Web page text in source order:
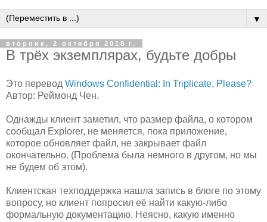
▼
вторник, 2 октября 2018 г.
В трёх экземплярах, будьте добры
Это перевод Windows Confidential: In Triplicate, Please?
Автор: Реймонд Чен.
Однажды клиент заметил, что размер файла, о котором
сообщал Explorer, не меняется, пока приложение,
которое обновляет файл, не закрывает файл
окончательно. (Проблема была немного в другом, но мы
не будем об этом).
Клиентская техподдержка нашла запись в блоге по этому
вопросу, но клиент попросил её найти какую-либо
формальную документацию. Неясно, какую именно